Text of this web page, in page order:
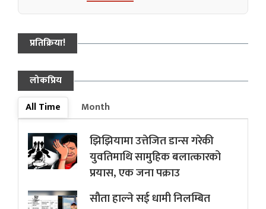
प्रतिक्रिया!
लोकप्रिय
All Time
Month
झिझियामा उत्तेजित डान्स गरेकी
युवतिमाथि सामुहिक बलात्कारको
प्रयास, एक जना पक्राउ
सौता हाल्ने सई धामी निलम्बित